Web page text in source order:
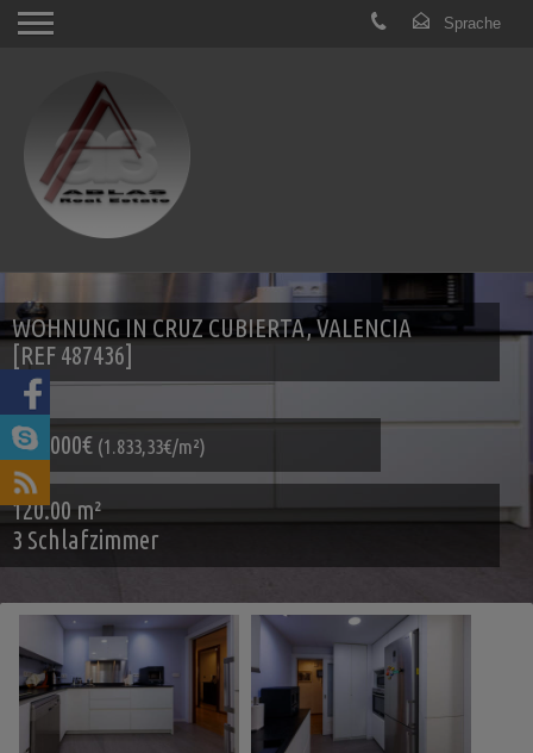
WOHNUNG IN CRUZ CUBIERTA, VALENCIA
[REF 487436]
220.000€ (1.833,33€/m²)
120.00 m²
3 Schlafzimmer